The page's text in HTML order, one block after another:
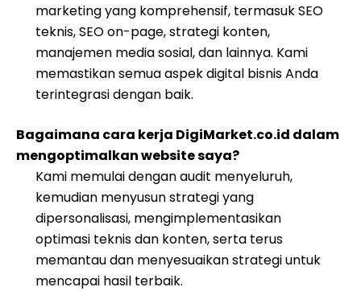
marketing yang komprehensif, termasuk SEO
teknis, SEO on-page, strategi konten,
manajemen media sosial, dan lainnya. Kami
memastikan semua aspek digital bisnis Anda
terintegrasi dengan baik.
Bagaimana cara kerja DigiMarket.co.id dalam
mengoptimalkan website saya?
Kami memulai dengan audit menyeluruh,
kemudian menyusun strategi yang
dipersonalisasi, mengimplementasikan
optimasi teknis dan konten, serta terus
memantau dan menyesuaikan strategi untuk
mencapai hasil terbaik.